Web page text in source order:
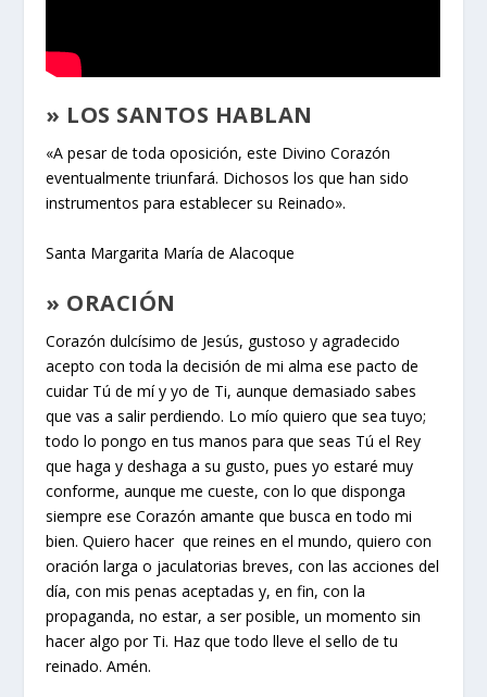
» LOS SANTOS HABLAN
«A pesar de toda oposición, este Divino Corazón
eventualmente triunfará. Dichosos los que han sido
instrumentos para establecer su Reinado».
Santa Margarita María de Alacoque
» ORACIÓN
Corazón dulcísimo de Jesús, gustoso y agradecido
acepto con toda la decisión de mi alma ese pacto de
cuidar Tú de mí y yo de Ti, aunque demasiado sabes
que vas a salir perdiendo. Lo mío quiero que sea tuyo;
todo lo pongo en tus manos para que seas Tú el Rey
que haga y deshaga a su gusto, pues yo estaré muy
conforme, aunque me cueste, con lo que disponga
siempre ese Corazón amante que busca en todo mi
bien. Quiero hacer que reines en el mundo, quiero con
oración larga o jaculatorias breves, con las acciones del
día, con mis penas aceptadas y, en fin, con la
propaganda, no estar, a ser posible, un momento sin
hacer algo por Ti. Haz que todo lleve el sello de tu
reinado. Amén.